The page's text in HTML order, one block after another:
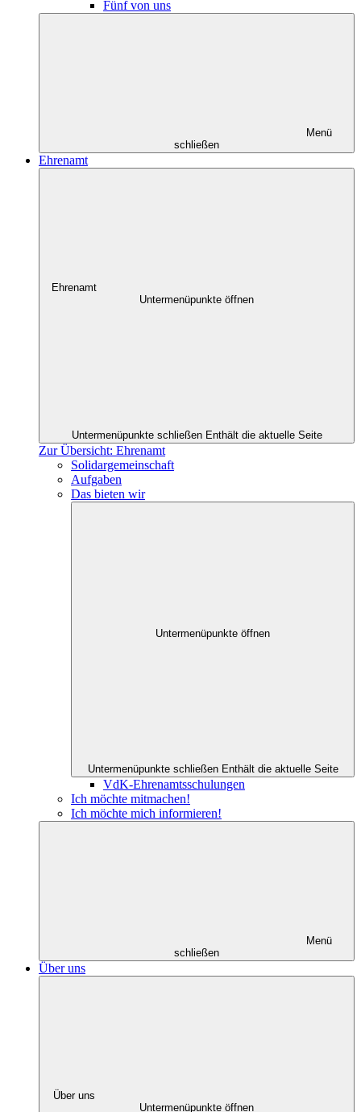
Fünf von uns
Menü
schließen
Ehrenamt
Ehrenamt
Untermenüpunkte öffnen
Untermenüpunkte schließen Enthält die aktuelle Seite
Zur Übersicht: Ehrenamt
Solidargemeinschaft
Aufgaben
Das bieten wir
Untermenüpunkte öffnen
Untermenüpunkte schließen Enthält die aktuelle Seite
VdK-Ehrenamtsschulungen
Ich möchte mitmachen!
Ich möchte mich informieren!
Menü
schließen
Über uns
Über uns
Untermenüpunkte öffnen